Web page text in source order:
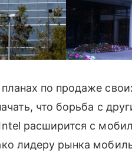
по продаже
что борьба с
расширится с
лидеру рынка